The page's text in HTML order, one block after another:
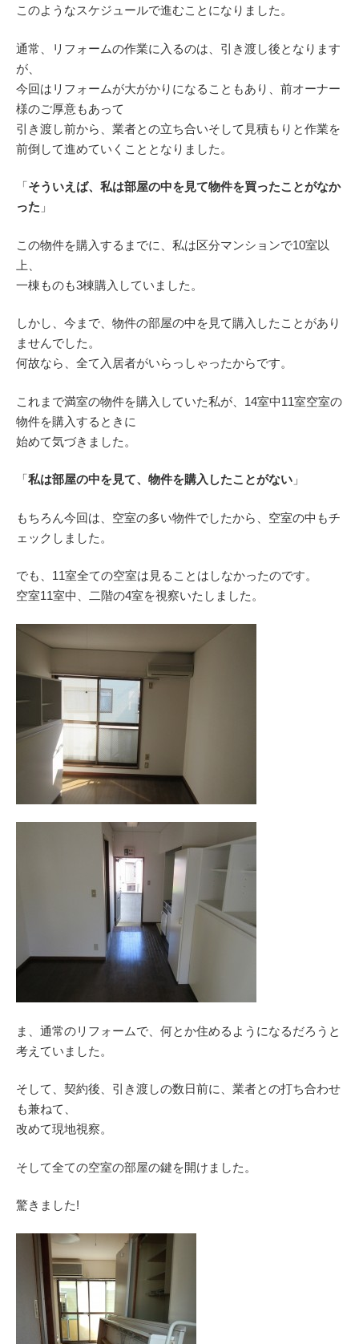
このようなスケジュールで進むことになりました。
通常、リフォームの作業に入るのは、引き渡し後となります
が、
今回はリフォームが大がかりになることもあり、前オーナー
様のご厚意もあって
引き渡し前から、業者との立ち合いそして見積もりと作業を
前倒して進めていくこととなりました。
「そういえば、私は部屋の中を見て物件を買ったことがなか
った 」
この物件を購入するまでに、私は区分マンションで10室以
上、
一棟ものも3棟購入していました。
しかし、今まで、物件の部屋の中を見て購入したことがあり
ませんでした。
何故なら、全て入居者がいらっしゃったからです。
これまで満室の物件を購入していた私が、14室中11室空室の
物件を購入するときに
始めて気づきました。
「私は部屋の中を見て、物件を購入したことがない 」
もちろん今回は、空室の多い物件でしたから、空室の中もチ
ェックしました。
でも、11室全ての空室は見ることはしなかったのです。
空室11室中、二階の4室を視察いたしました。
ま、通常のリフォームで、何とか住めるようになるだろうと
考えていました。
そして、契約後、引き渡しの数日前に、業者との打ち合わせ
も兼ねて、
改めて現地視察。
そして全ての空室の部屋の鍵を開けました。
驚きました!